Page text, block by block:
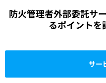
防火管理者外部委託サ
るポイントを
サー